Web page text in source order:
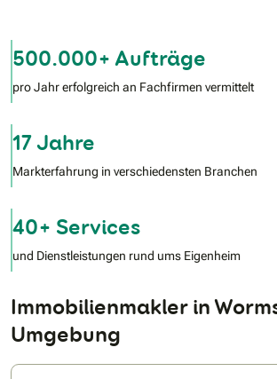
500.000+ Aufträge
pro Jahr erfolgreich an Fachfirmen vermittelt
17 Jahre
Markterfahrung in verschiedensten Branchen
40+ Services
und Dienstleistungen rund ums Eigenheim
Immobilienmakler in
Umgebung